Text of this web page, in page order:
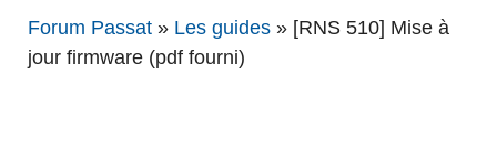
Forum Passat » Les guides » [RNS 510] Mise à
jour firmware (pdf fourni)